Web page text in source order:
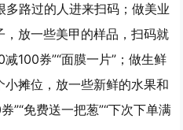
路过的人进来扫码；做美业
放一些美甲的样品，扫码就
100券”“面膜一片”；做生鲜
摊位，放一些新鲜的水果和
”“免费送一把葱”“下次下单满